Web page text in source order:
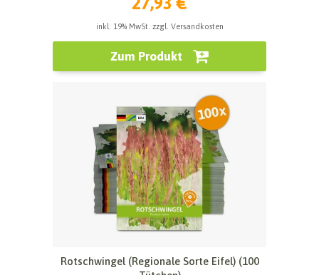
inkl. 19% MwSt. zzgl. Versandkosten
Zum Produkt
Rotschwingel (Regionale Sorte Eifel) (100